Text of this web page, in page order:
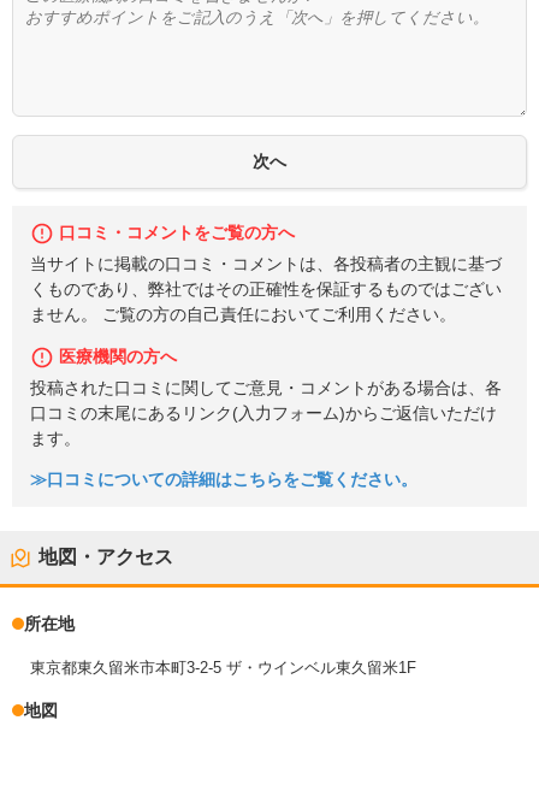
口コミ・コメントをご覧の方へ
当サイトに掲載の口コミ・コメントは、各投稿者の主観に基づ
くものであり、弊社ではその正確性を保証するものではござい
ません。 ご覧の方の自己責任においてご利用ください。
医療機関の方へ
投稿された口コミに関してご意見・コメントがある場合は、各
口コミの末尾にあるリンク(入力フォーム)からご返信いただけ
ます。
≫口コミについての詳細はこちらをご覧ください。
地図・アクセス
所在地
東京都東久留米市本町3-2-5 ザ・ウインベル東久留米1F
地図